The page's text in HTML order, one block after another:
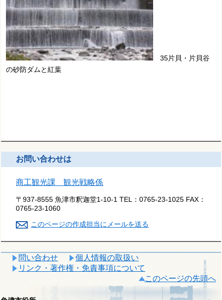
35片貝・片貝谷
の砂防ダムと紅葉
お問い合わせは
商工観光課 観光戦略係
〒937-8555 魚津市釈迦堂1-10-1 TEL：0765-23-1025 FAX：
0765-23-1060
このページの作成担当にメールを送る
問い合わせ
個人情報の取扱い
リンク・著作権・免責事項について
このページの先頭へ